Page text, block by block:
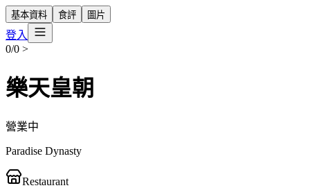
基本資料 食評 圖片
登入
0/0 >
樂天皇朝
營業中
Paradise Dynasty
Restaurant